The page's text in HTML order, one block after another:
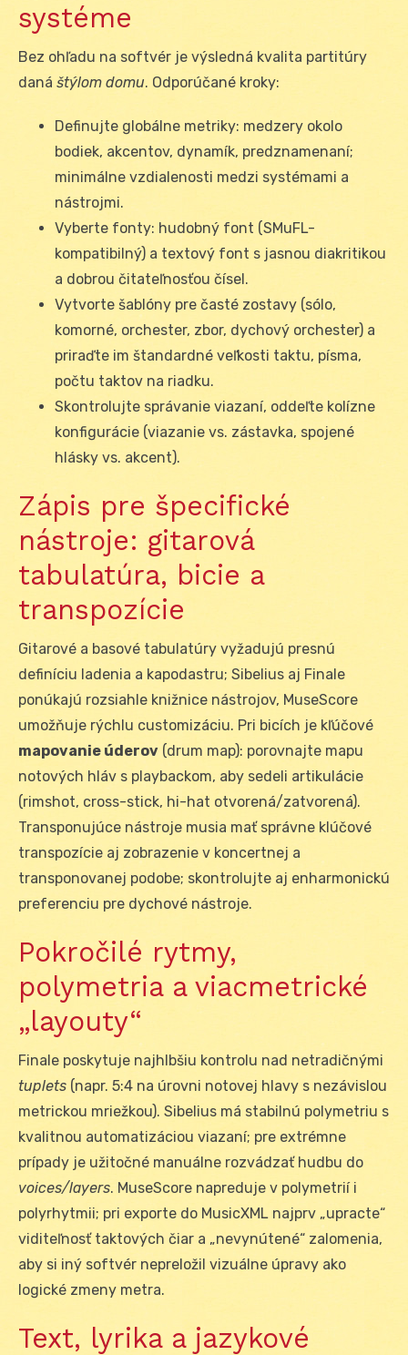
systéme
Bez ohľadu na softvér je výsledná kvalita partitúry
daná štýlom domu. Odporúčané kroky:
Definujte globálne metriky: medzery okolo
bodiek, akcentov, dynamík, predznamenaní;
minimálne vzdialenosti medzi systémami a
nástrojmi.
Vyberte fonty: hudobný font (SMuFL-
kompatibilný) a textový font s jasnou diakritikou
a dobrou čitateľnosťou čísel.
Vytvorte šablóny pre časté zostavy (sólo,
komorné, orchester, zbor, dychový orchester) a
priraďte im štandardné veľkosti taktu, písma,
počtu taktov na riadku.
Skontrolujte správanie viazaní, oddeľte kolízne
konfigurácie (viazanie vs. zástavka, spojené
hlásky vs. akcent).
Zápis pre špecifické
nástroje: gitarová
tabulatúra, bicie a
transpozície
Gitarové a basové tabulatúry vyžadujú presnú
definíciu ladenia a kapodastru; Sibelius aj Finale
ponúkajú rozsiahle knižnice nástrojov, MuseScore
umožňuje rýchlu customizáciu. Pri bicích je kľúčové
mapovanie úderov (drum map): porovnajte mapu
notových hláv s playbackom, aby sedeli artikulácie
(rimshot, cross-stick, hi-hat otvorená/zatvorená).
Transponujúce nástroje musia mať správne klúčové
transpozície aj zobrazenie v koncertnej a
transponovanej podobe; skontrolujte aj enharmonickú
preferenciu pre dychové nástroje.
Pokročilé rytmy,
polymetria a viacmetrické
„layouty“
Finale poskytuje najhlbšiu kontrolu nad netradičnými
tuplets (napr. 5:4 na úrovni notovej hlavy s nezávislou
metrickou mriežkou). Sibelius má stabilnú polymetriu s
kvalitnou automatizáciou viazaní; pre extrémne
prípady je užitočné manuálne rozvádzať hudbu do
voices/layers. MuseScore napreduje v polymetrií i
polyrhytmii; pri exporte do MusicXML najprv „upracte“
viditeľnosť taktových čiar a „nevynútené“ zalomenia,
aby si iný softvér nepreložil vizuálne úpravy ako
logické zmeny metra.
Text, lyrika a jazykové